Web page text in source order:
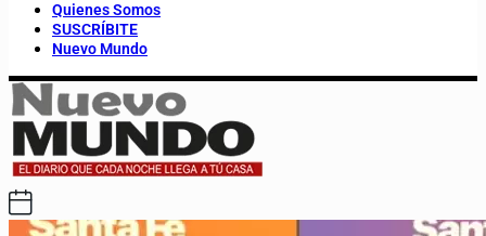
Quienes Somos
SUSCRÍBITE
Nuevo Mundo